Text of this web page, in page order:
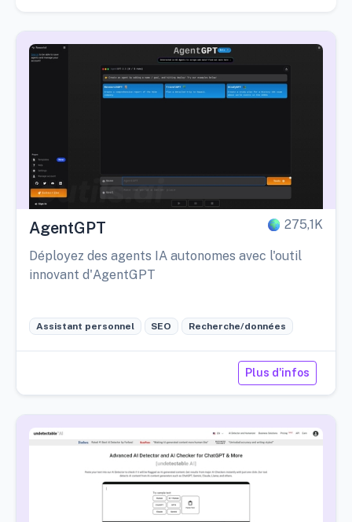
AgentGPT 275,1K
Déployez des agents IA autonomes avec l'outil
innovant d'AgentGPT
Assistant personnel SEO Recherche/données
Plus d'infos